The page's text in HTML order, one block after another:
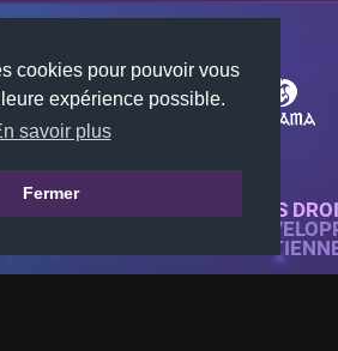
cookies pour pouvoir vous
expérience possible.
savoir plus
Fermer
© 2018-2026 KTARENA. TOUS
SITE WEB ENTIÈREMENT
TOUTES LES IMAGES